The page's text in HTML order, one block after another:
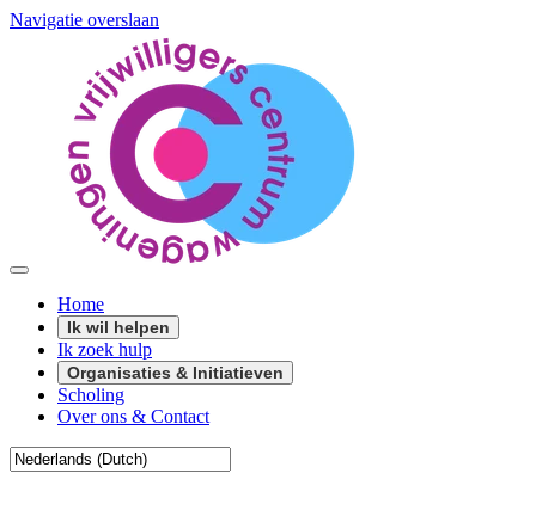
Navigatie overslaan
Home
Ik wil helpen
Ik zoek hulp
Organisaties & Initiatieven
Scholing
Over ons & Contact